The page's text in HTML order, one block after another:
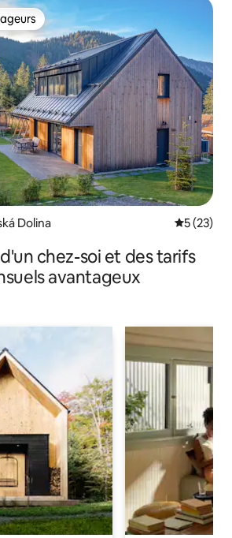
Dolina
5 (23)
chez-soi et des tarifs
avantageux